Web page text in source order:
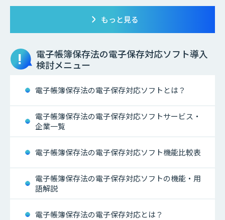
もっと見る
電子帳簿保存法の電子保存対応ソフト導入
検討メニュー
電子帳簿保存法の電子保存対応ソフトとは？
電子帳簿保存法の電子保存対応ソフトサービス・
企業一覧
電子帳簿保存法の電子保存対応ソフト機能比較表
電子帳簿保存法の電子保存対応ソフトの機能・用
語解説
電子帳簿保存法の電子保存対応とは？